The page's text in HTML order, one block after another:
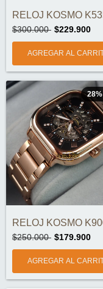
$300.000 $229.900
28%
$250.000 $179.900